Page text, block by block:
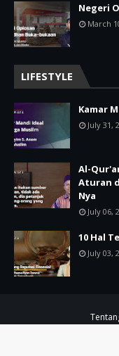
Negeri
March
LIFESTYLE
Kamar
July 31,
Al-
Aturan
Nya
July 06,
10 Hal
July 03,